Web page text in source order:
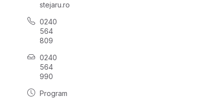
stejaru.ro
0240
564
809
0240
564
990
Program